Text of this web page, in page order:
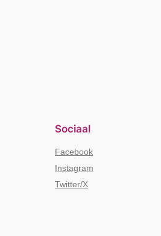
Sociaal
Facebook
Instagram
Twitter/X